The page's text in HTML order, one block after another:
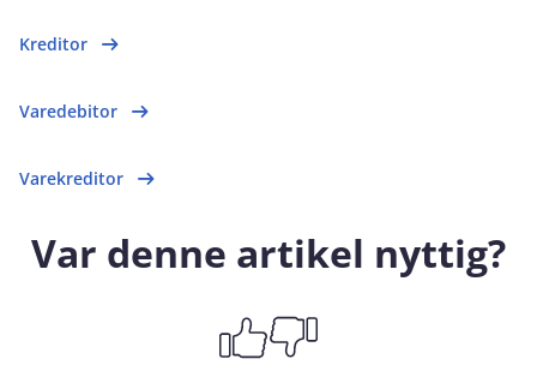
Kreditor
Varedebitor
Varekreditor
Var denne artikel nyttig?